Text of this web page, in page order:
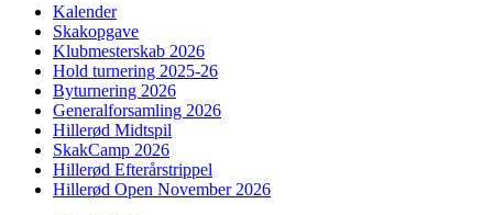
Kalender
Skakopgave
Klubmesterskab 2026
Hold turnering 2025-26
Byturnering 2026
Generalforsamling 2026
Hillerød Midtspil
SkakCamp 2026
Hillerød Efterårstrippel
Hillerød Open November 2026